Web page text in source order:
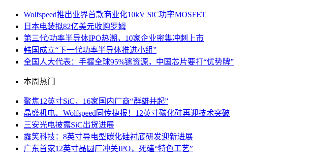
Wolfspeed推出业界首款商业化10kV SiC功率MOSFET
日本电装拟82亿美元收购罗姆
第三代/功率半导体IPO热潮，10家企业密集冲刺上市
韩国成立“下一代功率半导体推进小组”
全国人大代表：手握全球95%镓资源，中国芯片要打“优势牌”
本周热门
聚焦12英寸SiC，16家国内厂商“群雄并起”
晶盛机电、Wolfspeed同传捷报！12英寸碳化硅再迎技术突破
三安光电披露SiC出货进展
露笑科技：8英寸导电型碳化硅衬底研发迎新进展
广东首家12英寸晶圆厂冲关IPO，死磕“特色工艺”